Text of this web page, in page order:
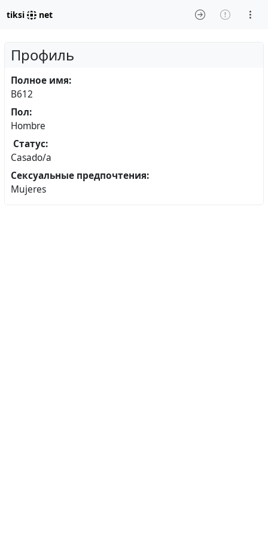
tiksi net
Профиль
Полное имя:
B612
Пол:
Hombre
Статус:
Casado/a
Сексуальные предпочтения:
Mujeres